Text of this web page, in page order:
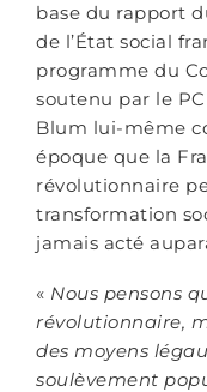
base du rapport
de l’État social
programme du
soutenu par le
Blum lui-même
époque que la
révolutionnaire
transformation
jamais acté
« Nous pensons
révolutionnaire,
des moyens
soulèvement